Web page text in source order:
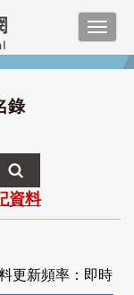
錄
資料
更新頻率：即時